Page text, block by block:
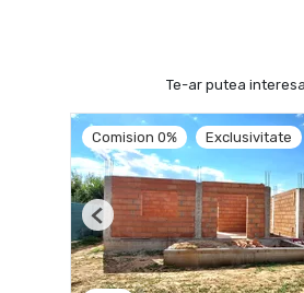
Te-ar putea
Comision 0% Exclusivitate
Previous